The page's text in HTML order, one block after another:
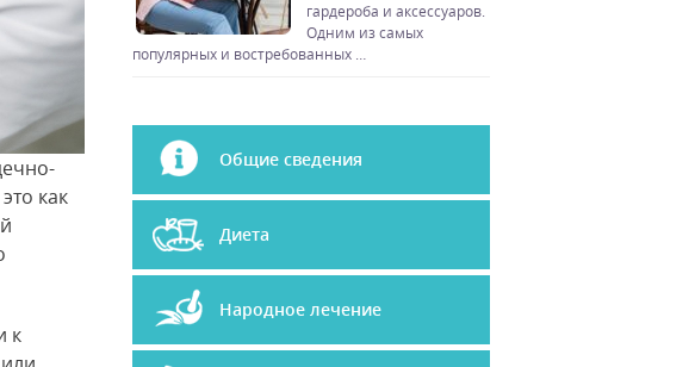
как
к
гардероба и аксессуаров.
Одним из самых
популярных и востребованных …
Общие сведения
Диета
Народное лечение